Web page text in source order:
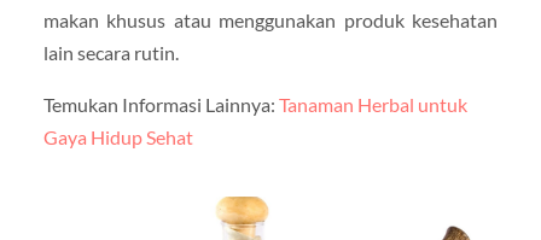
makan khusus atau menggunakan produk kesehatan
lain secara rutin.
Temukan Informasi Lainnya: Tanaman Herbal untuk
Gaya Hidup Sehat